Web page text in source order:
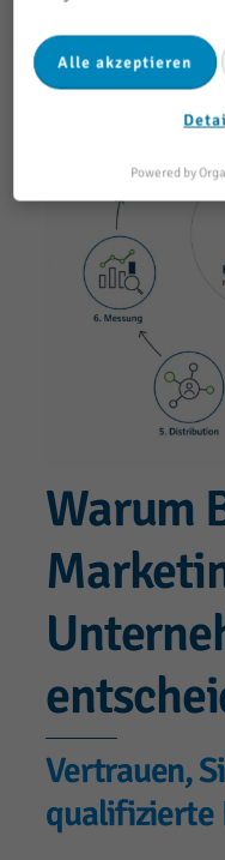
Warum
Vertrauen,
qualifizierte
Alle akzeptieren
Powered by